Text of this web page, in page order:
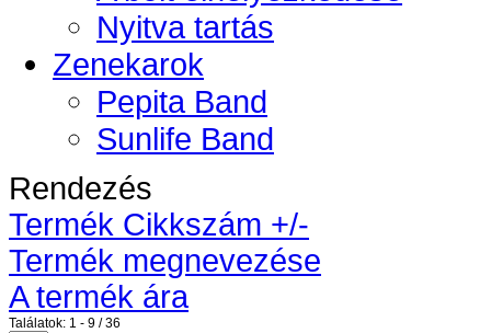
Nyitva tartás
Zenekarok
Pepita Band
Sunlife Band
Rendezés
Termék Cikkszám +/-
Termék megnevezése
A termék ára
Találatok: 1 - 9 / 36